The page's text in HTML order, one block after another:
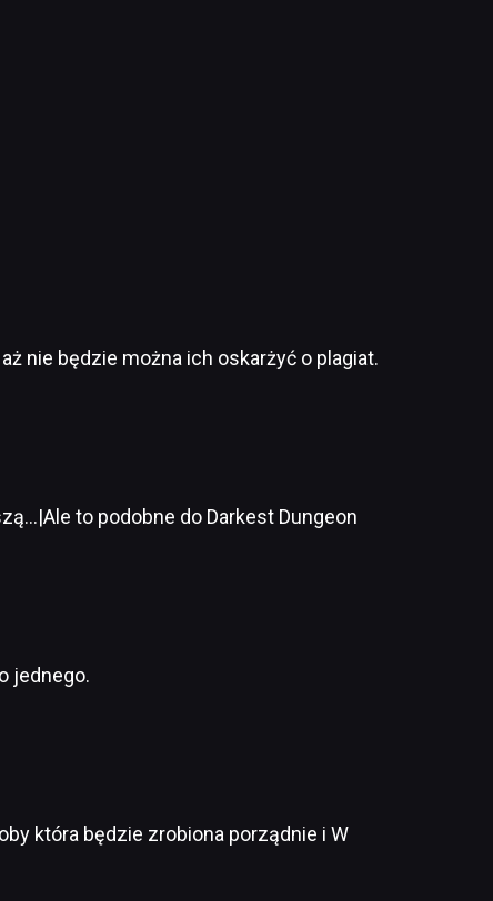
nie będzie można ich oskarżyć o plagiat.
to podobne do Darkest Dungeon
jednego.
która będzie zrobiona porządnie i W